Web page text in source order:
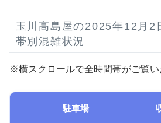
玉川高島屋の2025年12月2
帯別混雑状況
※横スクロールで全時間帯がご覧い
駐車場